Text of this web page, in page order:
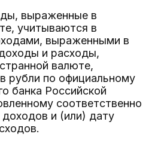
выраженные в
учитываются в
выраженными в
и расходы,
валюте,
рубли по официальному
банка Российской
соответственно
доходов и (или) дату